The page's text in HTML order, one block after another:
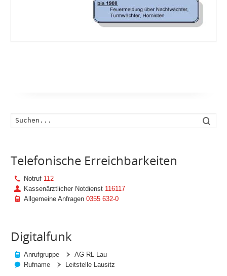
Telefonische Erreichbarkeiten
Notruf 112
Kassenärztlicher Notdienst 116117
Allgemeine Anfragen0355 632-0
Digitalfunk
Anrufgruppe
AG RL Lau
Rufname
Leitstelle Lausitz